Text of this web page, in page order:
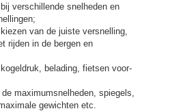
verschillende snelheden en
van de juiste versnelling,
rijden in de bergen en
belading, fietsen voor-
maximumsnelheden, spiegels,
gewichten etc.